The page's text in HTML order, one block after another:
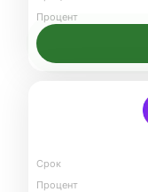
Процент
Срок
Процент